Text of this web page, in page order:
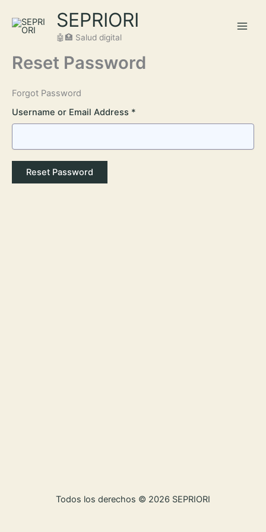
contenido
SEPRIORI
🤖🏥 Salud digital
Reset Password
Forgot Password
Username or Email Address *
Todos los derechos © 2026 SEPRIORI